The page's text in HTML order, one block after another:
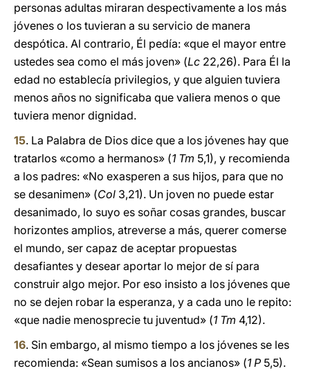
personas adultas miraran despectivamente a los más
jóvenes o los tuvieran a su servicio de manera
despótica. Al contrario, Él pedía: «que el mayor entre
ustedes sea como el más joven» (Lc 22,26). Para Él la
edad no establecía privilegios, y que alguien tuviera
menos años no significaba que valiera menos o que
tuviera menor dignidad.
15. La Palabra de Dios dice que a los jóvenes hay que
tratarlos «como a hermanos» (1 Tm 5,1), y recomienda
a los padres: «No exasperen a sus hijos, para que no
se desanimen» (Col 3,21). Un joven no puede estar
desanimado, lo suyo es soñar cosas grandes, buscar
horizontes amplios, atreverse a más, querer comerse
el mundo, ser capaz de aceptar propuestas
desafiantes y desear aportar lo mejor de sí para
construir algo mejor. Por eso insisto a los jóvenes que
no se dejen robar la esperanza, y a cada uno le repito:
«que nadie menosprecie tu juventud» (1 Tm 4,12).
16. Sin embargo, al mismo tiempo a los jóvenes se les
recomienda: «Sean sumisos a los ancianos» (1 P 5,5).